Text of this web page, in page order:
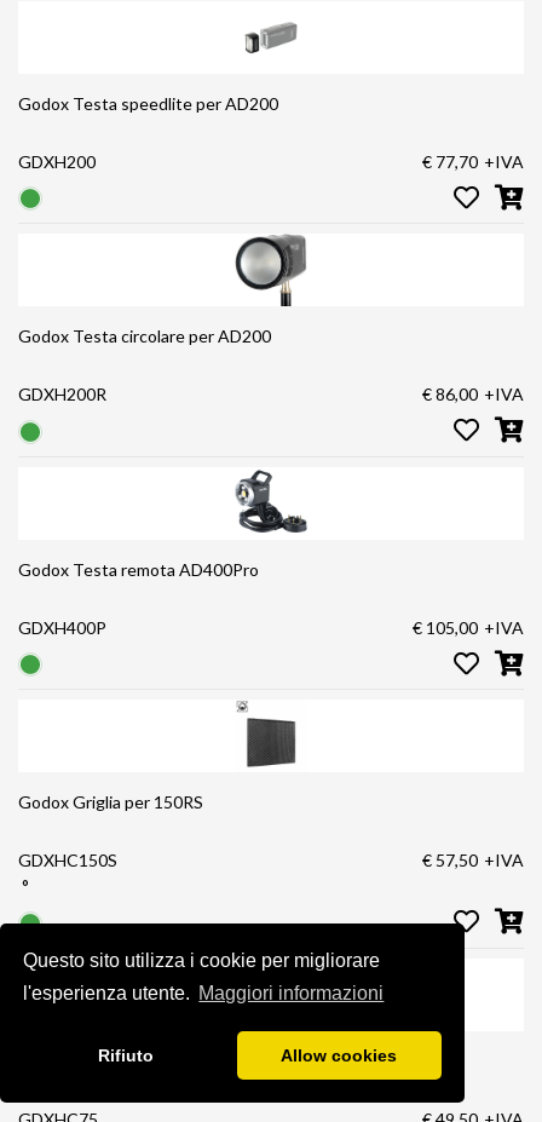
Questo sito utilizza i cookie per migliorare
l'esperienza utente. Maggiori informazioni
Rifiuto Allow cookies
Godox Testa speedlite per AD200
GDXH200 € 77,70 +IVA
Godox Testa circolare per AD200
GDXH200R € 86,00 +IVA
Godox Testa remota AD400Pro
GDXH400P € 105,00 +IVA
Godox Griglia per 150RS
GDXHC150S
°
€ 57,50 +IVA
Godox Griglia per 75R